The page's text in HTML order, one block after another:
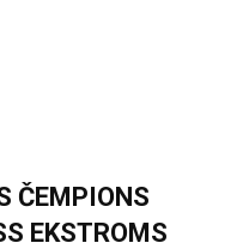
ČEMPIONS
EKSTROMS